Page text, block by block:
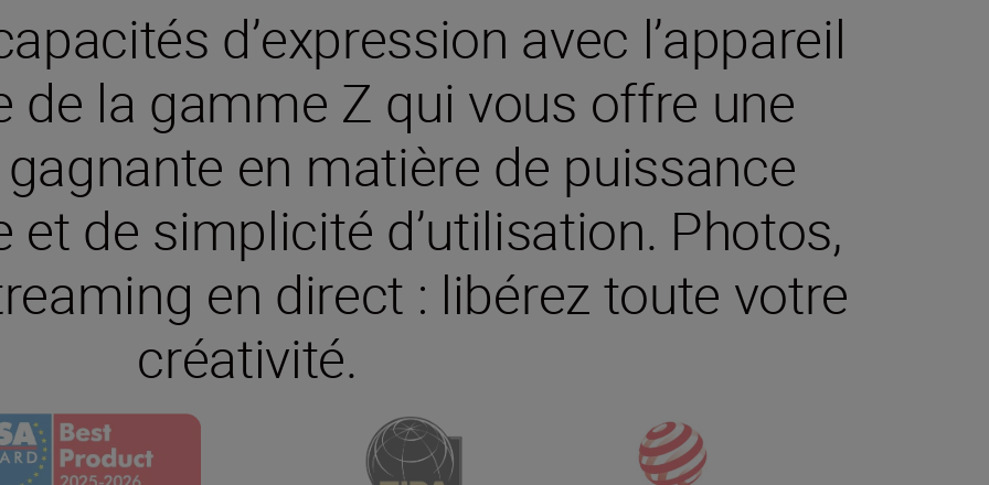
d’expression avec l’appareil
de la gamme Z qui vous offre une
en matière de puissance
de simplicité d’utilisation. Photos,
en direct : libérez toute votre
créativité.